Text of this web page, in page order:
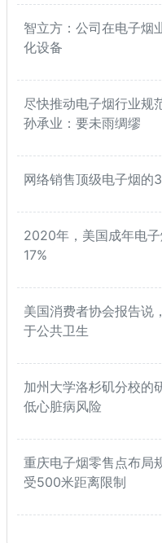
智立方：公司在电子烟
化设备
尽快推动电子烟行业规
孙承业：要未雨绸缪
网络销售顶级电子烟的
2020年，美国成年电
17%
美国消费者协会报告说
于公共卫生
加州大学洛杉矶分校的
低心脏病风险
重庆电子烟零售点布局
受500米距离限制